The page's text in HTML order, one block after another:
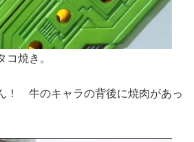
焼き。
！ 牛のキャラの背後に焼肉があっ